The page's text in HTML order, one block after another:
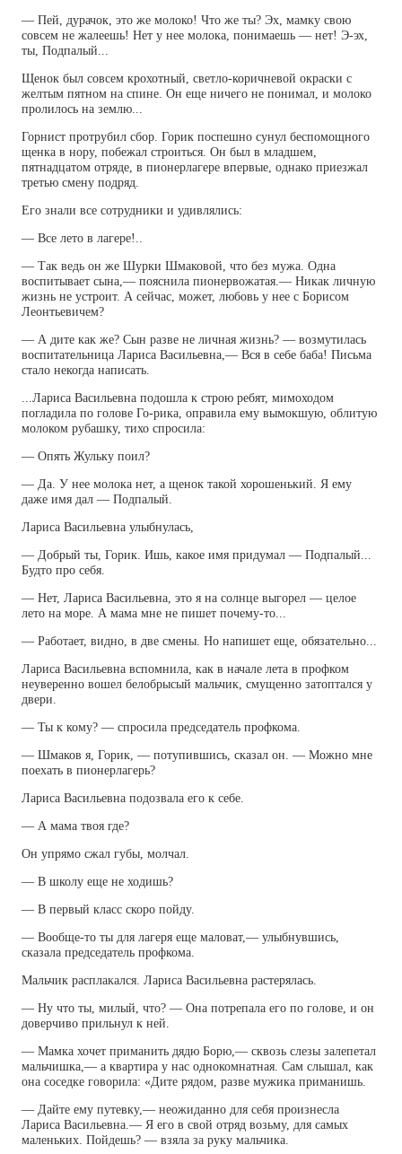
— Пей, дурачок, это же молоко! Что же ты? Эх, мамку свою
совсем не жалеешь! Нет у нее молока, понимаешь — нет! Э-эх,
ты, Подпалый...
Щенок был совсем крохотный, светло-коричневой окраски с
желтым пятном на спине. Он еще ничего не понимал, и молоко
пролилось на землю...
Горнист протрубил сбор. Горик поспешно сунул беспомощного
щенка в нору, побежал строиться. Он был в младшем,
пятнадцатом отряде, в пионерлагере впервые, однако приезжал
третью смену подряд.
Его знали все сотрудники и удивлялись:
— Все лето в лагере!..
— Так ведь он же Шурки Шмаковой, что без мужа. Одна
воспитывает сына,— пояснила пионервожатая.— Никак личную
жизнь не устроит. А сейчас, может, любовь у нее с Борисом
Леонтьевичем?
— А дите как же? Сын разве не личная жизнь? — возмутилась
воспитательница Лариса Васильевна,— Вся в себе баба! Письма
стало некогда написать.
...Лариса Васильевна подошла к строю ребят, мимоходом
погладила по голове Го-рика, оправила ему вымокшую, облитую
молоком рубашку, тихо спросила:
— Опять Жульку поил?
— Да. У нее молока нет, а щенок такой хорошенький. Я ему
даже имя дал — Подпалый.
Лариса Васильевна улыбнулась,
— Добрый ты, Горик. Ишь, какое имя придумал — Подпалый...
Будто про себя.
— Нет, Лариса Васильевна, это я на солнце выгорел — целое
лето на море. А мама мне не пишет почему-то...
— Работает, видно, в две смены. Но напишет еще, обязательно...
Лариса Васильевна вспомнила, как в начале лета в профком
неуверенно вошел белобрысый мальчик, смущенно затоптался у
двери.
— Ты к кому? — спросила председатель профкома.
— Шмаков я, Горик, — потупившись, сказал он. — Можно мне
поехать в пионерлагерь?
Лариса Васильевна подозвала его к себе.
— А мама твоя где?
Он упрямо сжал губы, молчал.
— В школу еще не ходишь?
— В первый класс скоро пойду.
— Вообще-то ты для лагеря еще маловат,— улыбнувшись,
сказала председатель профкома.
Мальчик расплакался. Лариса Васильевна растерялась.
— Ну что ты, милый, что? — Она потрепала его по голове, и он
доверчиво прильнул к ней.
— Мамка хочет приманить дядю Борю,— сквозь слезы залепетал
мальчишка,— а квартира у нас однокомнатная. Сам слышал, как
она соседке говорила: «Дите рядом, разве мужика приманишь.
— Дайте ему путевку,— неожиданно для себя произнесла
Лариса Васильевна.— Я его в свой отряд возьму, для самых
маленьких. Пойдешь? — взяла за руку мальчика.